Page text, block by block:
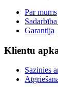
Par mums
Garantija
Klientu
Sazinies